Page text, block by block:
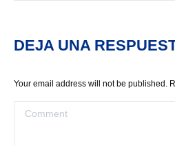
DEJA UNA
Your email address will not be published.
Comment